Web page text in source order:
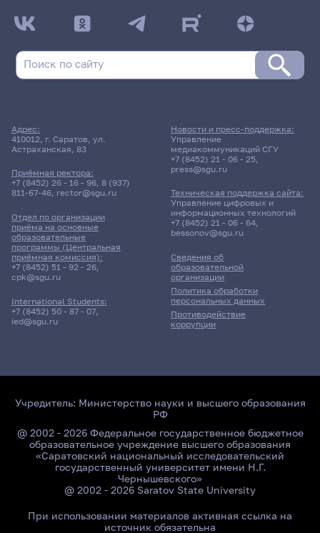
Адрес:
410012, г. Саратов, ул.
Астраханская, 83
Приёмная ректора:
+7 (8452) 26 - 16 - 96, 8 (937)
811-67-46, rector@sgu.ru
Отдел по организации
приёма на основные
образовательные
программы (Центральная
приёмная комиссия):
+7 (8452) 51 - 92 - 26,
cpk@sgu.ru
International Students:
+7 (8452) 50 - 87 - 07,
ied@sgu.ru
Сведения об
образовательной
организации
Политика обработки
персональных данных
Противодействие
коррупции
Новости и пресс-поддержка:
Управление
медиакоммуникаций СГУ
+7 (8452) 21 - 06 - 25,
press@sgu.ru
Техническая поддержка сайта:
Управление цифровых и
информационных технологий
+7 (8452) 21 - 06 - 64,
bessonov@sgu.ru
Учредитель: Министерство науки и высшего образования
РФ
@ 2002 - 2026 Федеральное государственное бюджетное
образовательное учреждение высшего образования
«Саратовский национальный исследовательский
государственный университет имени Н.Г.
Чернышевского»
@ 2002 - 2026 Saratov State University
При использовании материалов активная ссылка на
источник обязательна